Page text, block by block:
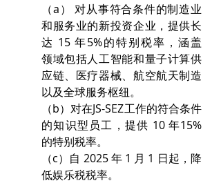
（a） 对从事符合条件的制造业
和服务业的新投资企业，提供长
达 15 年5%的特别税率，涵盖
领域包括人工智能和量子计算供
应链、医疗器械、航空航天制造
以及全球服务枢纽。
（b）对在JS-SEZ工作的符合条件
的知识型员工，提供 10 年15%
的特别税率。
（c）自 2025 年 1 月 1 日起，降
低娱乐税税率。